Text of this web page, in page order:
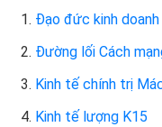
1. Đạo đức kinh doanh
2. Đường lối Cách
3. Kinh tế chính trị
4. Kinh tế lượng K15